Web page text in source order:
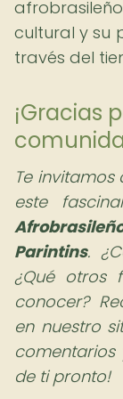
cultural y su
través del
¡Gracias
Te
este
Parintins.
¿Qué otros
conocer?
en nuestro
comentarios
de ti pronto!